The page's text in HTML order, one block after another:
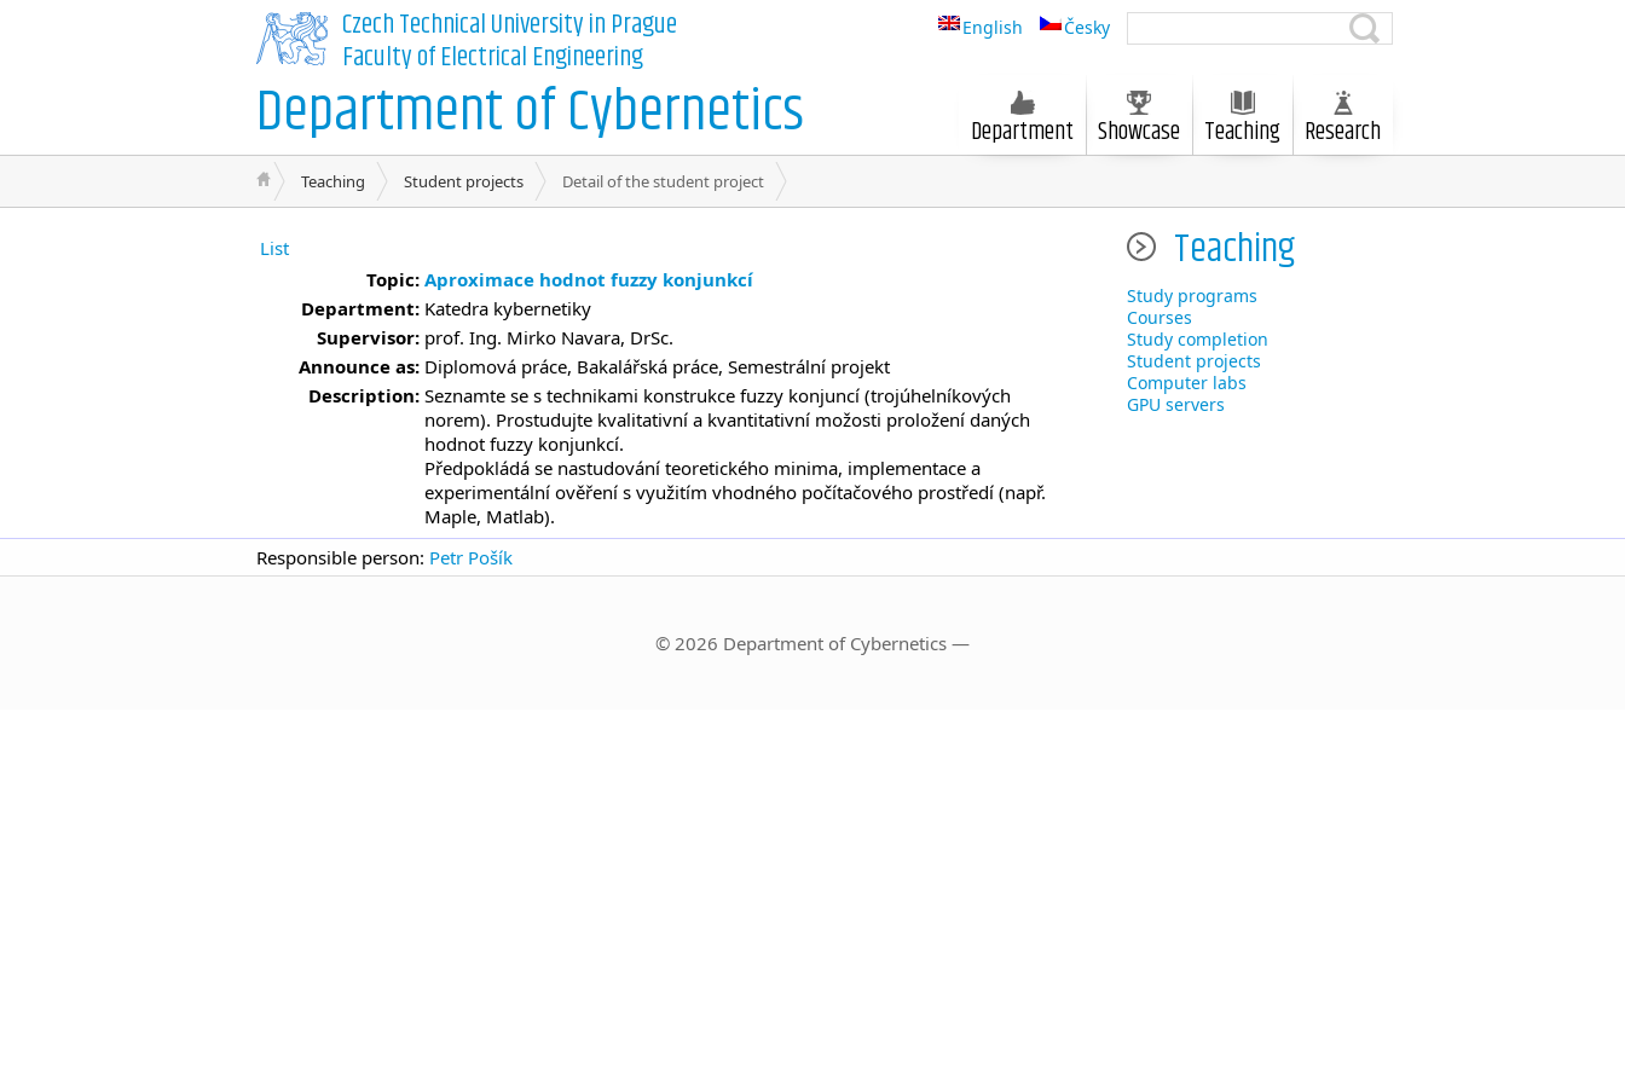
English Česky
Czech Technical University in Prague
Faculty of Electrical Engineering
Department of Cybernetics Department Showcase Teaching Research
Teaching Student projects Detail of the student project
List
Topic: Aproximace hodnot fuzzy konjunkcí
Department: Katedra kybernetiky
Supervisor: prof. Ing. Mirko Navara, DrSc.
Announce as: Diplomová práce, Bakalářská práce, Semestrální projekt
Description: Seznamte se s technikami konstrukce fuzzy konjuncí (trojúhelníkových
norem). Prostudujte kvalitativní a kvantitativní možosti proložení daných
hodnot fuzzy konjunkcí.
Předpokládá se nastudování teoretického minima, implementace a
experimentální ověření s využitím vhodného počítačového prostředí (např.
Maple, Matlab).
Teaching
Study programs
Courses
Study completion
Student projects
Computer labs
GPU servers
Responsible person: Petr Pošík
© 2026 Department of Cybernetics —